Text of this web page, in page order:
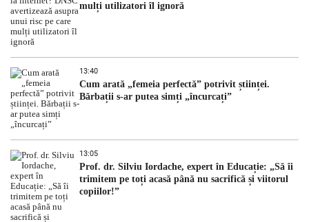
mulți utilizatori îl ignoră
13:40
Cum arată „femeia perfectă” potrivit științei.
Bărbații s-ar putea simți „încurcați”
13:05
Prof. dr. Silviu Iordache, expert în Educație: „Să îi
trimitem pe toți acasă până nu sacrifică și viitorul
copiilor!”